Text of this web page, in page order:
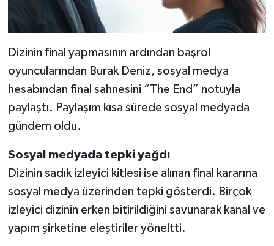
Dizinin final yapmasının ardından başrol
oyuncularından Burak Deniz, sosyal medya
hesabından final sahnesini “The End” notuyla
paylaştı. Paylaşım kısa sürede sosyal medyada
gündem oldu.
Sosyal medyada tepki yağdı
Dizinin sadık izleyici kitlesi ise alınan final kararına
sosyal medya üzerinden tepki gösterdi. Birçok
izleyici dizinin erken bitirildiğini savunarak kanal ve
yapım şirketine eleştiriler yöneltti.